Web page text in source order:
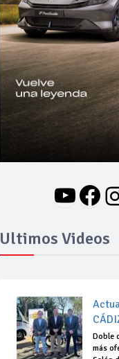
Ultimos Videos
Doble
más